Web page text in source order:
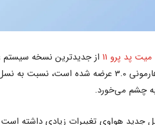
پد پرو 11
از جدیدترین نسخه
رونمایی کرد. این سیستم عامل که با نام هارمونی 3.0 عرضه
چشم می‌خورد.
هواوی تغییرات زیادی داشته